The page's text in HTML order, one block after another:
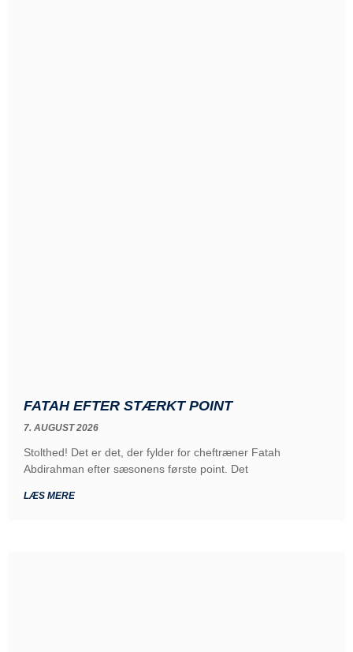
FATAH EFTER STÆRKT POINT
7. AUGUST 2026
Stolthed! Det er det, der fylder for cheftræner Fatah
Abdirahman efter sæsonens første point. Det
LÆS MERE